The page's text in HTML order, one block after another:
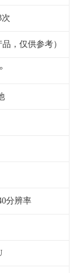
，仅供参考）
分辨率